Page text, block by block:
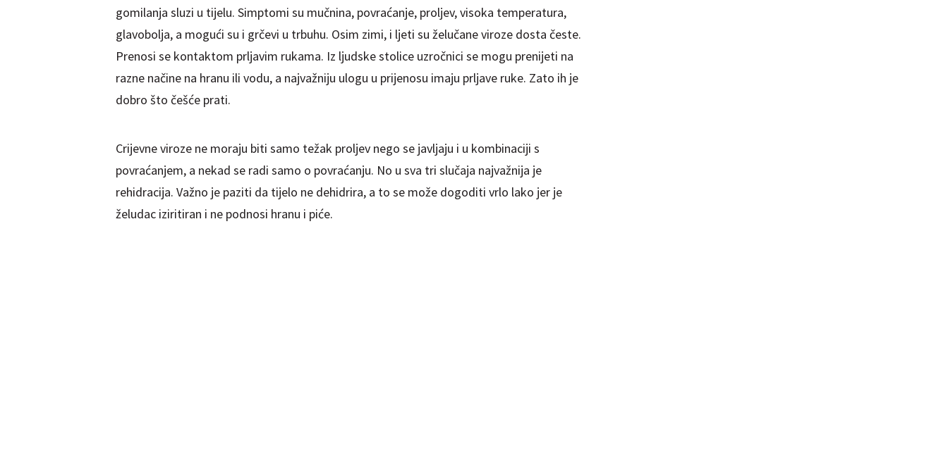
gomilanja sluzi u tijelu. Simptomi su mučnina, povraćanje, proljev, visoka temperatura,
glavobolja, a mogući su i grčevi u trbuhu. Osim zimi, i ljeti su želučane viroze dosta česte.
Prenosi se kontaktom prljavim rukama. Iz ljudske stolice uzročnici se mogu prenijeti na
razne načine na hranu ili vodu, a najvažniju ulogu u prijenosu imaju prljave ruke. Zato ih je
dobro što češće prati.
Crijevne viroze ne moraju biti samo težak proljev nego se javljaju i u kombinaciji s
povraćanjem, a nekad se radi samo o povraćanju. No u sva tri slučaja najvažnija je
rehidracija. Važno je paziti da tijelo ne dehidrira, a to se može dogoditi vrlo lako jer je
želudac iziritiran i ne podnosi hranu i piće.